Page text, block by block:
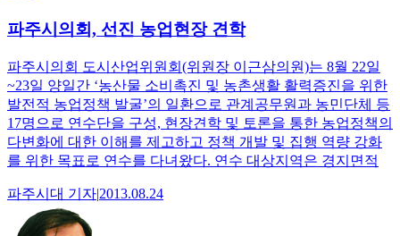
파주시의회, 선진 농업현장 견학
파주시의회 도시산업위원회(위원장 이근삼의원)는 8월 22일
~23일 양일간 ‘농산물 소비촉진 및 농촌생활 활력증진을 위한
발전적 농업정책 발굴’의 일환으로 관계공무원과 농민단체 등
17명으로 연수단을 구성, 현장견학 및 토론을 통한 농업정책의
다변화에 대한 이해를 제고하고 정책 개발 및 집행 역량 강화
를 위한 목표로 연수를 다녀왔다. 연수 대상지역은 경지면적
파주시대 기자|2013.08.24